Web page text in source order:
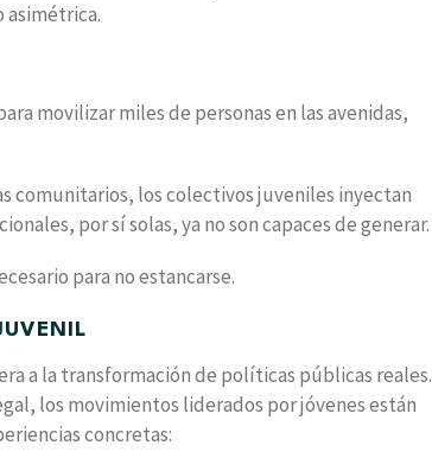
asimétrica.
movilizar miles de personas en las avenidas,
comunitarios, los colectivos juveniles inyectan
por sí solas, ya no son capaces de generar.
para no estancarse.
a la transformación de políticas públicas reales.
los movimientos liderados por jóvenes están
concretas: